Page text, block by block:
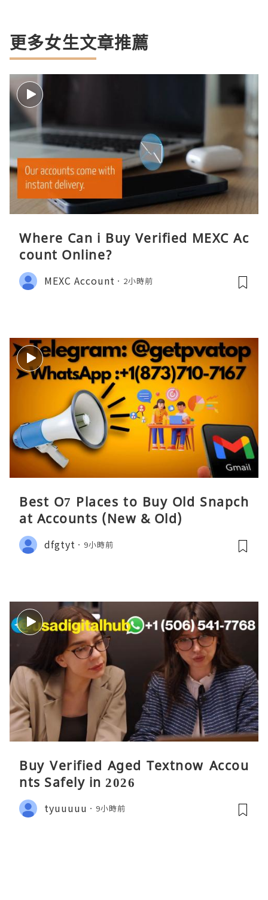
更多女生文章推薦
Where Can i Buy Verified MEXC Ac
count Online?
MEXC Account 2小時前
Best O7 Places to Buy Old Snapch
at Accounts (New & Old)
dfgtyt 9小時前
Buy Verified Aged Textnow Accou
nts Safely in 2026
tyuuuuu 9小時前